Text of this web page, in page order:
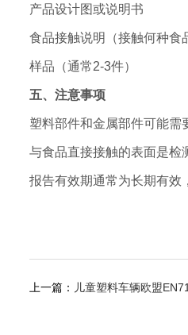
产品设计图或说明书
食品接触说明（接触何种食
样品（通常2-3件）
五、注意事项
塑料部件和金属部件可能需
与食品直接接触的表面是检
报告有效期通常为长期有效
上一篇： 儿童塑料车辆欧盟